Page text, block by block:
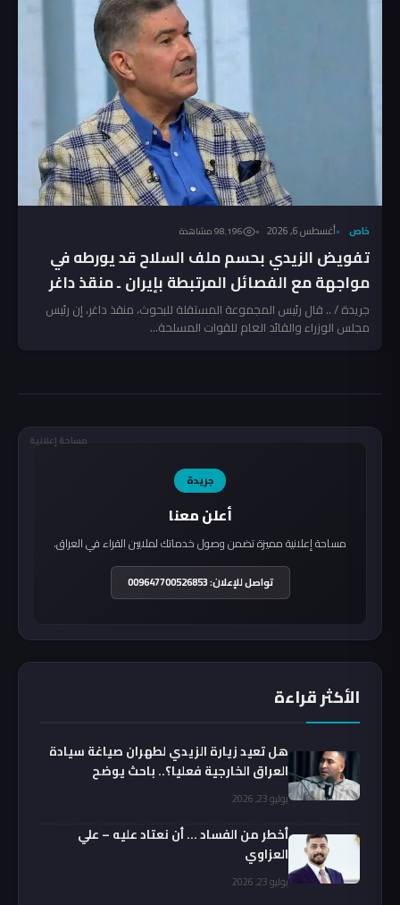
خاص أغسطس 6, 2026 98٬196 مشاهدة
تفويض الزيدي بحسم ملف السلاح قد يورطه في
مواجهة مع الفصائل المرتبطة بإيران ـ منقذ داغر
جريدة / .. قال رئيس المجموعة المستقلة للبحوث، منقذ داغر، إن رئيس
مجلس الوزراء والقائد العام للقوات المسلحة...
مساحة إعلانية
جريدة
أعلن معنا
مساحة إعلانية مميزة تضمن وصول خدماتك لملايين القراء في العراق.
تواصل للإعلان: 009647700526853
الأكثر قراءة
هل تعيد زيارة الزيدي لطهران صياغة سيادة
العراق الخارجية فعليا؟.. باحث يوضح
يوليو 23, 2026
أخطر من الفساد … أن نعتاد عليه – علي
العزاوي
يوليو 23, 2026